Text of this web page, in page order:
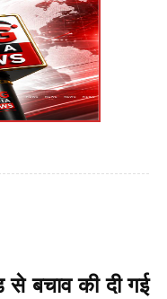
से बचाव की दी गई